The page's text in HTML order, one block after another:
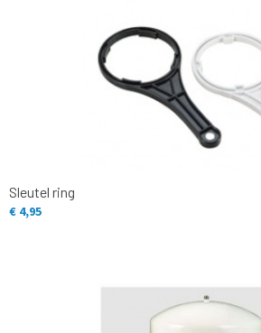
Sleutel ring
€ 4,95